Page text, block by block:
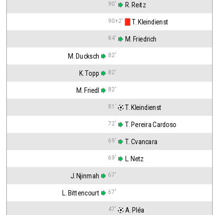
90' R. Reitz
90+2' T. Kleindienst
84' M. Friedrich
M. Ducksch 82'
K. Topp 82'
M. Friedl 82'
81' T. Kleindienst
72' T. Pereira Cardoso
69' T. Cvancara
69' L. Netz
J. Njinmah 67'
L. Bittencourt 67'
47' A. Pléa